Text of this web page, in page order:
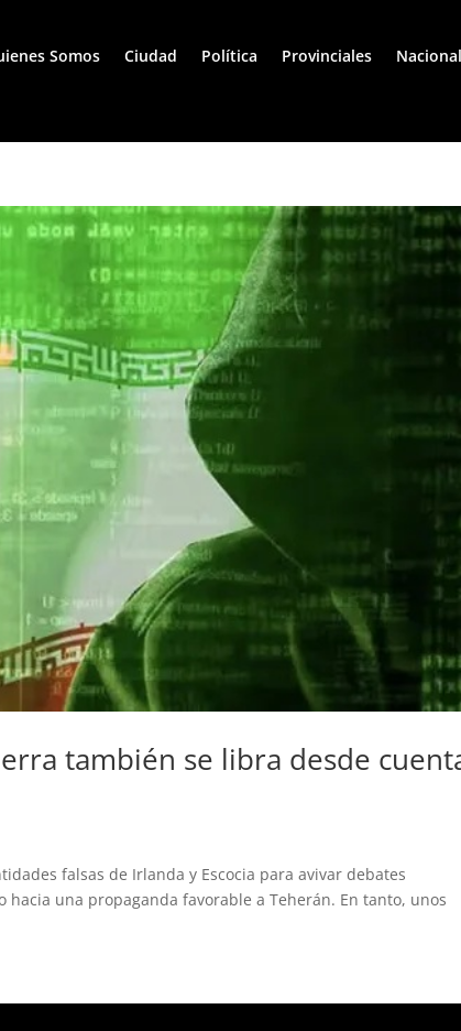
Somos Ciudad Política Provinciales
también se libra desde
falsas de Irlanda y Escocia para avivar debates
una propaganda favorable a Teherán. En tanto, unos